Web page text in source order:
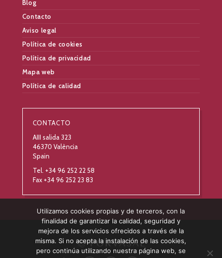
Blog
Contacto
Aviso legal
Política de cookies
Política de privacidad
Mapa web
Política de calidad
CONTACTO
AIII salida 323
46370 València
Spain
Tel. +34 96 252 22 58
Fax +34 96 252 23 83
Utilizamos cookies propias y de terceros, con la
finalidad de garantizar la calidad, seguridad y
mejora de los servicios ofrecidos a través de la
misma. Si no acepta la instalación de las cookies,
pero continúa utilizando nuestra página web, se